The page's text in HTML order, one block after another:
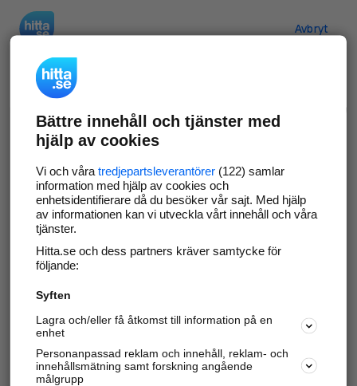
Avbryt
Verifiera ditt företag
Gör som 69 574företag
företagssida på hitta.se och syns bättre mot
kunder i ditt närområde. Helt kostnadsfritt.
Uppdatera din företagsinformation
Svara på och hantera dina omdömen
Har du redan verifierat ditt företag? Logga in
Bättre innehåll och tjänster med
hjälp av cookies
Vi och våra tredjepartsleverantörer(122) samlar
information med hjälp av cookies och
enhetsidentifierare då du besöker vår sajt. Med hjälp
av informationen kan vi utveckla vårt innehåll och våra
tjänster.
Hitta.se och dess partners kräver samtycke för
följande:
Syften
Lagra och/eller få åtkomst till information på en
enhet
Personanpassad reklam och innehåll, reklam- och
innehållsmätning samt forskning angående
målgrupp